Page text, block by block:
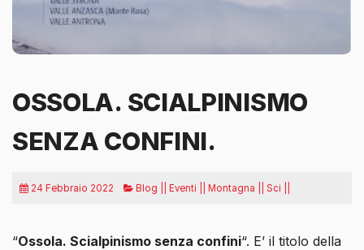
OSSOLA. SCIALPINISMO
SENZA CONFINI.
24 Febbraio 2022 Blog || Eventi || Montagna || Sci ||
“Ossola. Scialpinismo senza confini“. E’ il titolo della